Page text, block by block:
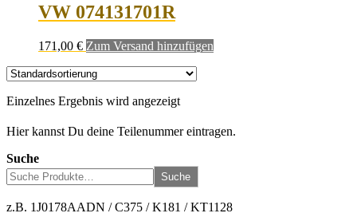
VW 074131701R
171,00 € Zum Versand hinzufügen
Einzelnes Ergebnis wird angezeigt
Hier kannst Du deine Teilenummer eintragen.
Suche
Suche
z.B. 1J0178AADN / C375 / K181 / KT1128